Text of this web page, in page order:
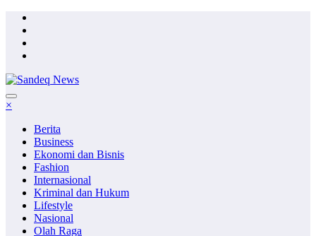
Skip
content
×
Berita
Business
Ekonomi dan Bisnis
Fashion
Internasional
Kriminal dan Hukum
Lifestyle
Nasional
Olah Raga